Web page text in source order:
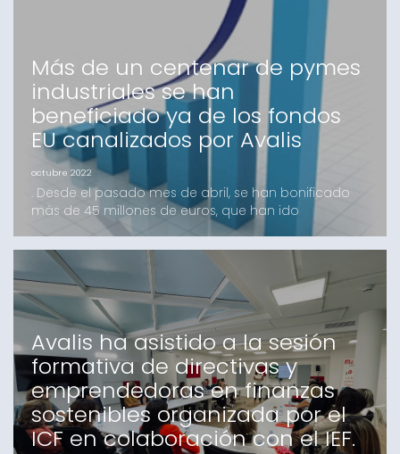
Más de un centenar de pymes
industriales se han
beneficiado ya de los fondos
EU canalizados por Avalis
octubre 2022
. Desde el pasado mes de abril, se han bonificado
más de 45 millones de euros, que han ido
directamente a las pymes industriales. La iniciativa
se enmarca en el Programa de Apoyo al
Emprendimiento Industrial, dentro del Programa Next
Generation EU - Plan de Recuperación,
Transformación y Resiliencia. Durante los nueve
primeros meses del año, Avalis
Avalis ha asistido a la sesión
formativa de directivas y
emprendedoras en finanzas
sostenibles organizada por el
ICF en colaboración con el IEF.